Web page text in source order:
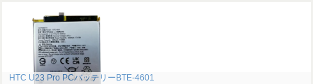
HTC U23 Pro PCバッテリーBTE-4601